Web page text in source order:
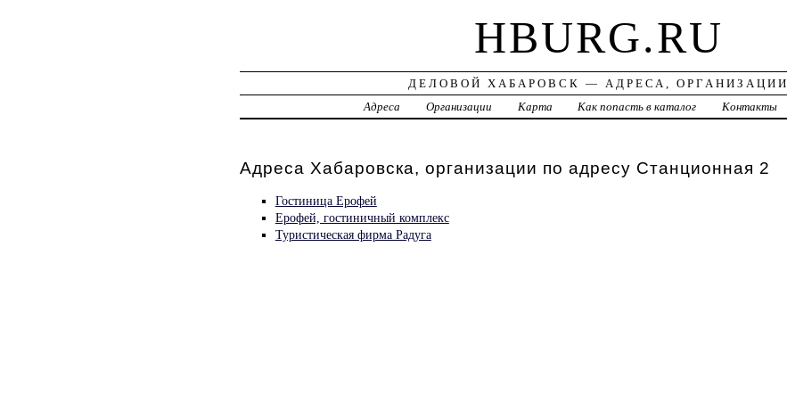
HBURG.RU
ДЕЛОВОЙ ХАБАРОВСК — АДРЕСА, ОРГАНИЗАЦИИ
Адреса
Организации Карта Как попасть в каталог Контакты
Адреса Хабаровска, организации по адресу Станционная 2
Гостиница Ерофей
Ерофей, гостиничный комплекс
Туристическая фирма Радуга